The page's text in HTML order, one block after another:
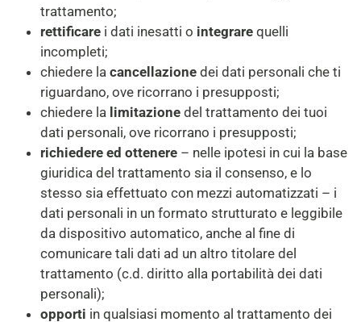
trattamento;
rettificare i dati inesatti o integrare quelli
incompleti;
chiedere la cancellazione dei dati personali che ti
riguardano, ove ricorrano i presupposti;
chiedere la limitazione del trattamento dei tuoi
dati personali, ove ricorrano i presupposti;
richiedere ed ottenere – nelle ipotesi in cui la base
giuridica del trattamento sia il consenso, e lo
stesso sia effettuato con mezzi automatizzati – i
dati personali in un formato strutturato e leggibile
da dispositivo automatico, anche al fine di
comunicare tali dati ad un altro titolare del
trattamento (c.d. diritto alla portabilità dei dati
personali);
opporti in qualsiasi momento al trattamento dei